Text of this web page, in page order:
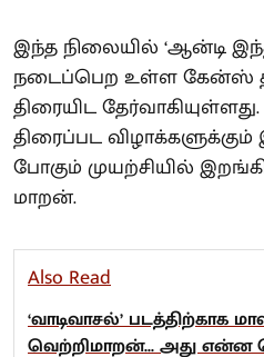
இந்த நிலையில் ‘ஆன்டி
நடைப்பெற உள்ள கேன்ஸ்
திரையிட
திரைப்பட
போகும் முயற்சியில்
மாறன்.
Also Read
‘வாடிவாசல்’ படத்திற்காக
வெற்றிமாறன்... அது என்ன